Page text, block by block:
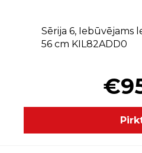
Sērija 6, Iebūvējams
56 cm KIL82ADD0